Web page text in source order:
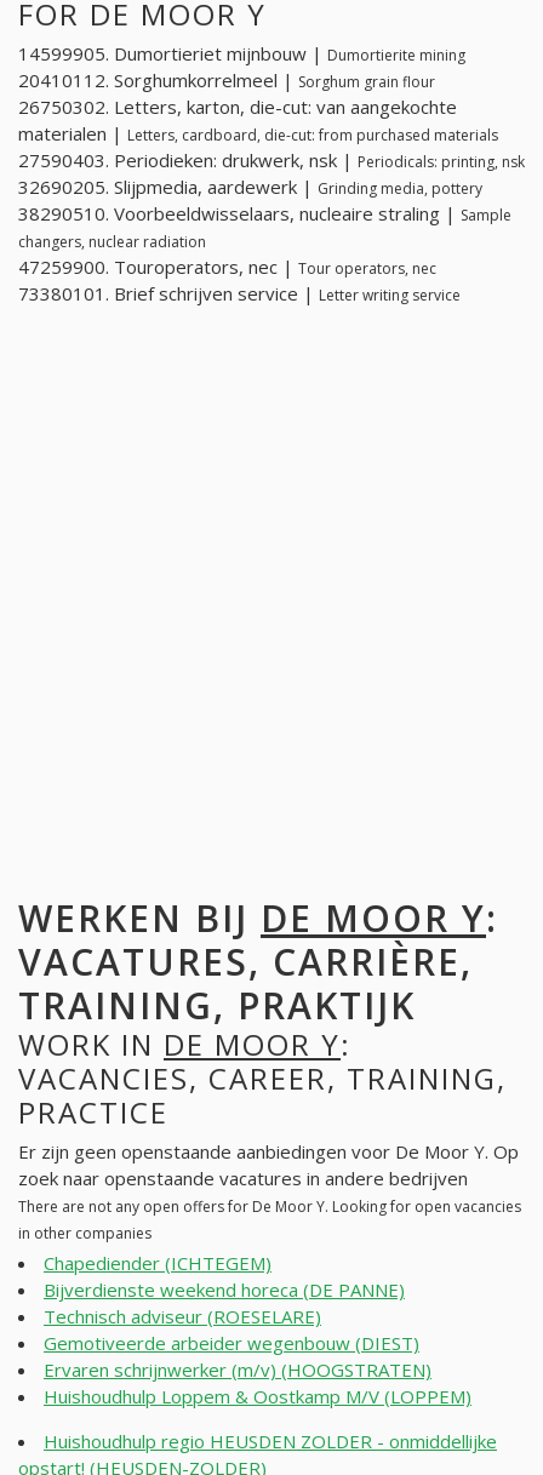
FOR DE MOOR Y
14599905. Dumortieriet mijnbouw | Dumortierite mining
20410112. Sorghumkorrelmeel | Sorghum grain flour
26750302. Letters, karton, die-cut: van aangekochte
materialen | Letters, cardboard, die-cut: from purchased materials
27590403. Periodieken: drukwerk, nsk | Periodicals: printing, nsk
32690205. Slijpmedia, aardewerk | Grinding media, pottery
38290510. Voorbeeldwisselaars, nucleaire straling | Sample
changers, nuclear radiation
47259900. Touroperators, nec | Tour operators, nec
73380101. Brief schrijven service | Letter writing service
WERKEN BIJ DE MOOR Y:
VACATURES, CARRIÈRE,
TRAINING, PRAKTIJK
WORK IN DE MOOR Y:
VACANCIES, CAREER, TRAINING,
PRACTICE
Er zijn geen openstaande aanbiedingen voor De Moor Y. Op
zoek naar openstaande vacatures in andere bedrijven
There are not any open offers for De Moor Y. Looking for open vacancies
in other companies
Chapediender (ICHTEGEM)
Bijverdienste weekend horeca (DE PANNE)
Technisch adviseur (ROESELARE)
Gemotiveerde arbeider wegenbouw (DIEST)
Ervaren schrijnwerker (m/v) (HOOGSTRATEN)
Huishoudhulp Loppem & Oostkamp M/V (LOPPEM)
Huishoudhulp regio HEUSDEN ZOLDER - onmiddellijke
opstart! (HEUSDEN-ZOLDER)